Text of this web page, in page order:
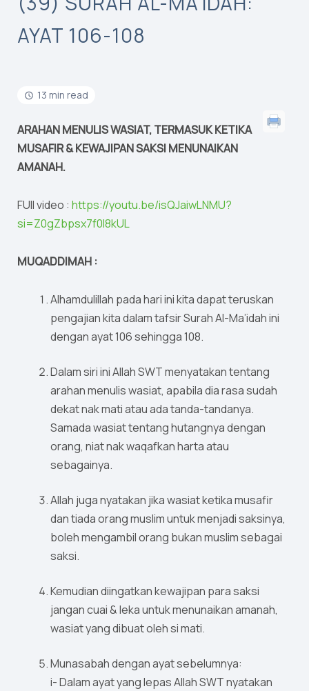
AYAT 106-108
13 min read
ARAHAN MENULIS WASIAT, TERMASUK KETIKA
MUSAFIR & KEWAJIPAN SAKSI MENUNAIKAN
AMANAH.
FUll video : https://youtu.be/isQJaiwLNMU?
si=Z0gZbpsx7f0l8kUL
MUQADDIMAH :
Alhamdulillah pada hari ini kita dapat teruskan
pengajian kita dalam tafsir Surah Al-Ma’idah ini
dengan ayat 106 sehingga 108.
Dalam siri ini Allah SWT menyatakan tentang
arahan menulis wasiat, apabila dia rasa sudah
dekat nak mati atau ada tanda-tandanya.
Samada wasiat tentang hutangnya dengan
orang, niat nak waqafkan harta atau
sebagainya.
Allah juga nyatakan jika wasiat ketika musafir
dan tiada orang muslim untuk menjadi saksinya,
boleh mengambil orang bukan muslim sebagai
saksi.
Kemudian diingatkan kewajipan para saksi
jangan cuai & leka untuk menunaikan amanah,
wasiat yang dibuat oleh si mati.
Munasabah dengan ayat sebelumnya:
i- Dalam ayat yang lepas Allah SWT nyatakan